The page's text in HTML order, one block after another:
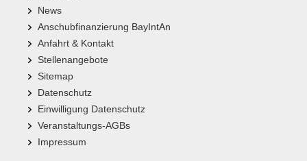
News
Anschubfinanzierung BayIntAn
Anfahrt & Kontakt
Stellenangebote
Sitemap
Datenschutz
Einwilligung Datenschutz
Veranstaltungs-AGBs
Impressum